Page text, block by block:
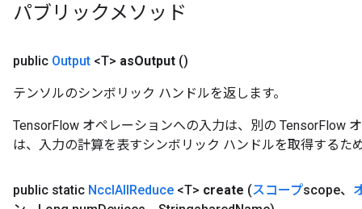
パブリックメソッド
public Output <T> asOutput ()
テンソルのシンボリック ハンドルを返します。
TensorFlow オペレーションへの入力は、別の TensorFlow
は、入力の計算を表すシンボリック ハンドルを取得するた
public static NcclAllReduce <T> create (スコープscope、